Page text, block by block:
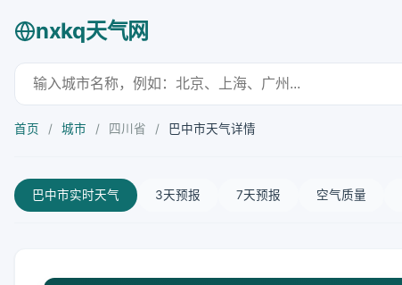
nxkq天气网
首页 / 城市 / 四川省 / 巴中市天气详情
巴中市实时天气 3天预报 7天预报 空气质量